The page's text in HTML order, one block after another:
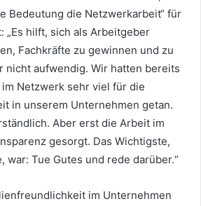
Bedeutung die Netzwerkarbeit“ für
„Es hilft, sich als Arbeitgeber
Fachkräfte zu gewinnen und zu
nicht aufwendig. Wir hatten bereits
Netzwerk sehr viel für die
in unserem Unternehmen getan.
Aber erst die Arbeit im
gesorgt. Das Wichtigste,
war: Tue Gutes und rede darüber.“
im Unternehmen